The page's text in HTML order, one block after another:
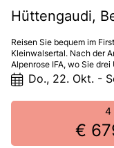
Hüttengaudi,
Reisen Sie bequem im
Kleinwalsertal. Nach der
Alpenrose IFA, wo Sie
sowie
geselligen Hüttengaudi-
Bergbahntickets nutzen
und in Oberstdorf
Allgäu-Walser-Pass
Linienbusse.Zur
Do., 22. Okt. -
4
€